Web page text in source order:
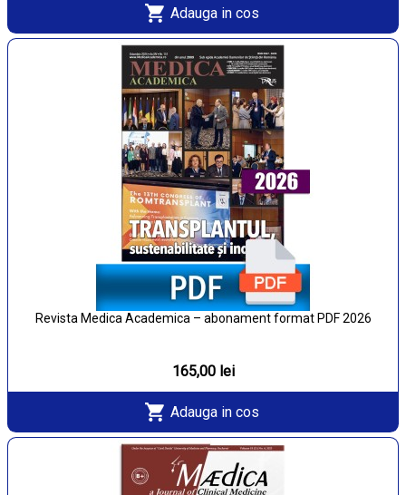
Adauga in cos
Revista Medica Academica – abonament format PDF 2026
165,00 lei
Adauga in cos